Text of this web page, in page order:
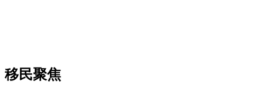
移民聚焦